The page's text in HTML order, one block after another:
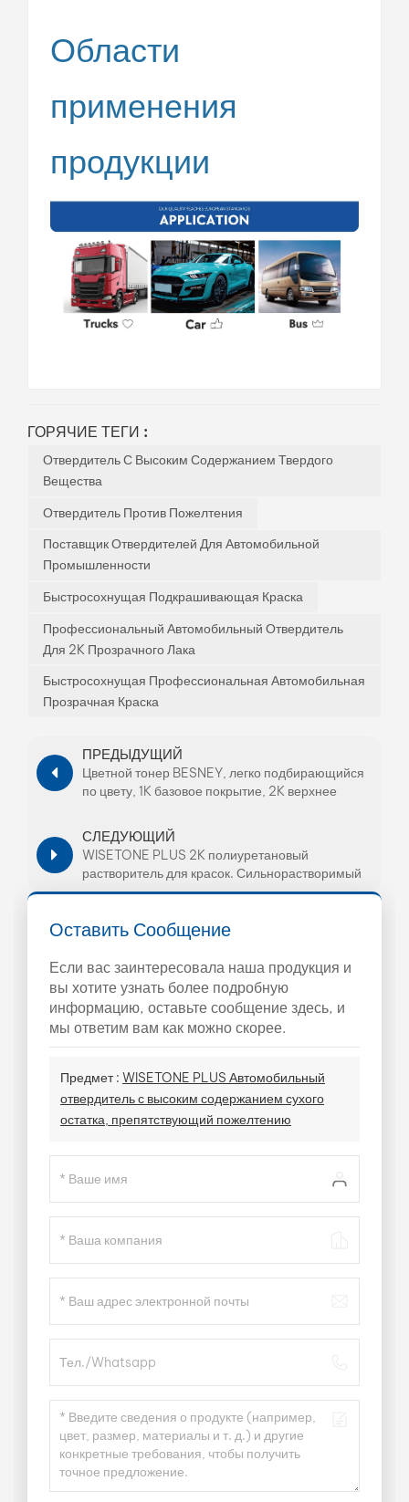
Области
применения
продукции
ГОРЯЧИЕ ТЕГИ :
Отвердитель С Высоким Содержанием Твердого
Вещества
Отвердитель Против Пожелтения
Поставщик Отвердителей Для Автомобильной
Промышленности
Быстросохнущая Подкрашивающая Краска
Профессиональный Автомобильный Отвердитель
Для 2K Прозрачного Лака
Быстросохнущая Профессиональная Автомобильная
Прозрачная Краска
ПРЕДЫДУЩИЙ
Цветной тонер BESNEY, легко подбирающийся
по цвету, 1K базовое покрытие, 2K верхнее
СЛЕДУЮЩИЙ
WISETONE PLUS 2K полиуретановый
растворитель для красок. Сильнорастворимый
растворитель.
Оставить Сообщение
Если вас заинтересовала наша продукция и
вы хотите узнать более подробную
информацию, оставьте сообщение здесь, и
мы ответим вам как можно скорее.
Предмет : WISETONE PLUS Автомобильный
отвердитель с высоким содержанием сухого
остатка, препятствующий пожелтению